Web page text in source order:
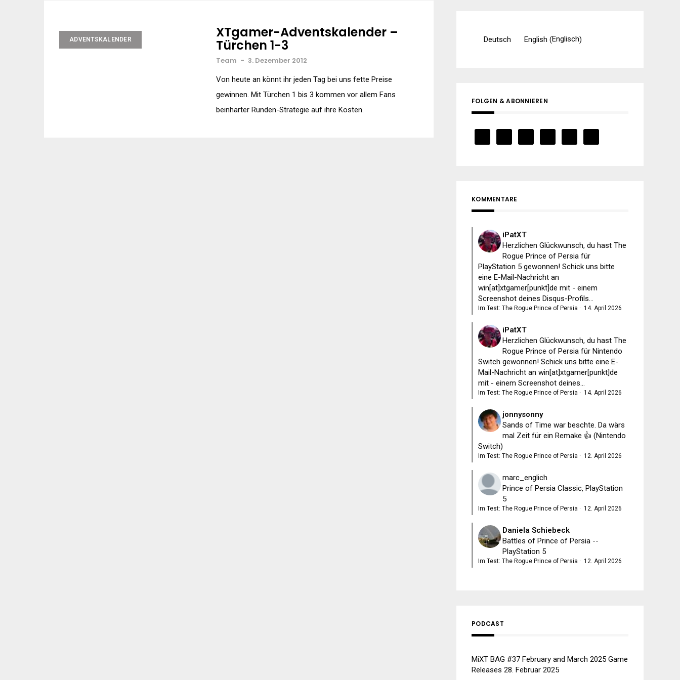
ADVENTSKALENDER XTgamer-Adventskalender –
Türchen 1-3
Team - 3. Dezember 2012
Von heute an könnt ihr jeden Tag bei uns fette Preise
gewinnen. Mit Türchen 1 bis 3 kommen vor allem Fans
beinharter Runden-Strategie auf ihre Kosten.
Deutsch English (Englisch)
FOLGEN & ABONNIEREN
KOMMENTARE
iPatXT
Herzlichen Glückwunsch, du hast The
Rogue Prince of Persia für
PlayStation 5 gewonnen! Schick uns bitte
eine E-Mail-Nachricht an
win[at]xtgamer[punkt]de mit - einem
Screenshot deines Disqus-Profils...
Im Test: The Rogue Prince of Persia · 14. April 2026
iPatXT
Herzlichen Glückwunsch, du hast The
Rogue Prince of Persia für Nintendo
Switch gewonnen! Schick uns bitte eine E-
Mail-Nachricht an win[at]xtgamer[punkt]de
mit - einem Screenshot deines...
Im Test: The Rogue Prince of Persia · 14. April 2026
jonnysonny
Sands of Time war beschte. Da wärs
mal Zeit für ein Remake 👍 (Nintendo
Switch)
Im Test: The Rogue Prince of Persia · 12. April 2026
marc_englich
Prince of Persia Classic, PlayStation
5
Im Test: The Rogue Prince of Persia · 12. April 2026
Daniela Schiebeck
Battles of Prince of Persia --
PlayStation 5
Im Test: The Rogue Prince of Persia · 12. April 2026
PODCAST
MiXT BAG #37 February and March 2025 Game
Releases 28. Februar 2025